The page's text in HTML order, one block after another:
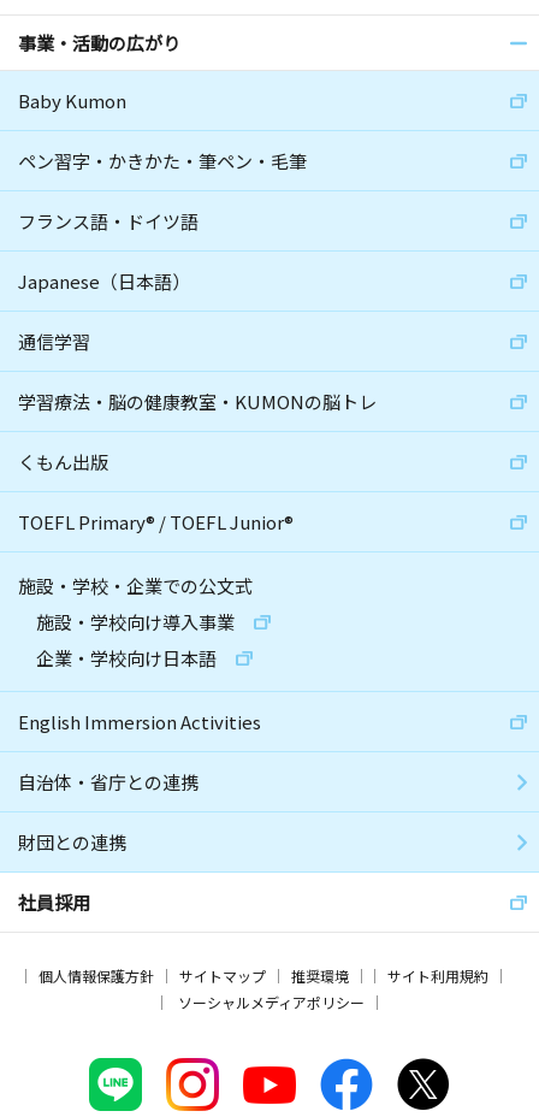
事業・活動の広がり
Baby Kumon
ペン習字・かきかた・筆ペン・毛筆
フランス語・ドイツ語
Japanese（日本語）
通信学習
学習療法・脳の健康教室・KUMONの脳トレ
くもん出版
TOEFL Primary® /TOEFL Junior®
施設・学校・企業での公文式
施設・学校向け導入事業
企業・学校向け日本語
English Immersion Activities
自治体・省庁との連携
財団との連携
社員採用
個人情報保護方針 サイトマップ 推奨環境
サイト利用規約
ソーシャルメディアポリシー